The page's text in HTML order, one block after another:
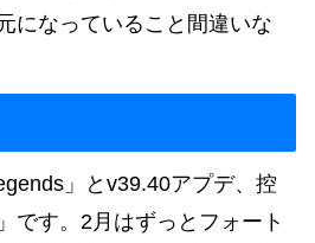
になっていること間違いな
」とv39.40アプデ、控
です。2月はずっとフォート